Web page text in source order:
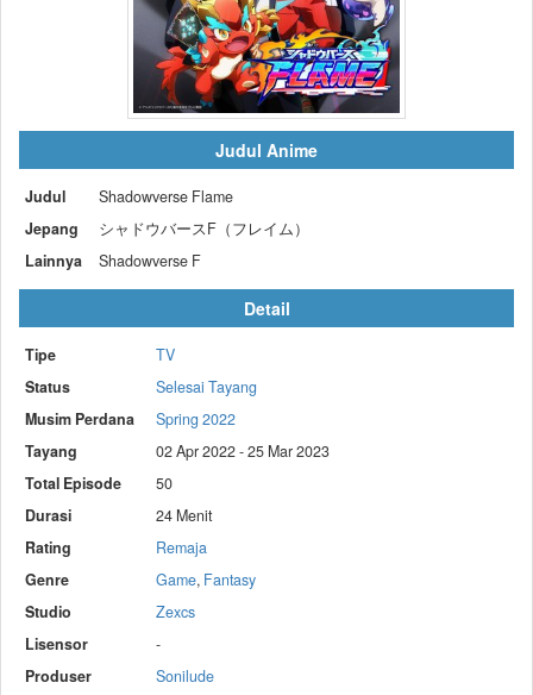
Judul Anime
Judul
Shadowverse Flame
Jepang
シャドウバースF（フレイム）
Lainnya
Shadowverse F
Detail
Tipe
TV
Status
Selesai Tayang
Musim Perdana
Spring 2022
Tayang
02 Apr 2022 - 25 Mar 2023
Total Episode
50
Durasi
24 Menit
Rating
Remaja
Genre
Game, Fantasy
Studio
Zexcs
Lisensor
-
Produser
Sonilude